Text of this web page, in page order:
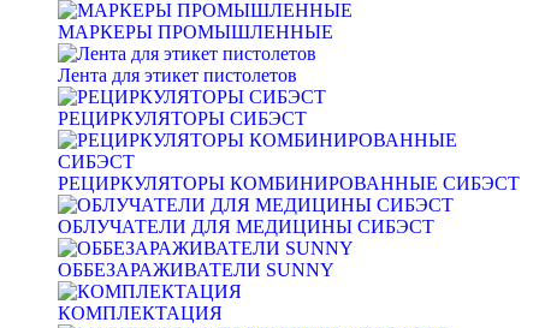
МАРКЕРЫ ПРОМЫШЛЕННЫЕ
Лента для этикет пистолетов
РЕЦИРКУЛЯТОРЫ СИБЭСТ
РЕЦИРКУЛЯТОРЫ КОМБИНИРОВАННЫЕ СИБЭСТ
ОБЛУЧАТЕЛИ ДЛЯ МЕДИЦИНЫ СИБЭСТ
ОББЕЗАРАЖИВАТЕЛИ SUNNY
КОМПЛЕКТАЦИЯ